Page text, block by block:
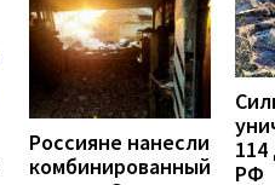
Россияне нанесли
комбинированный
РФ